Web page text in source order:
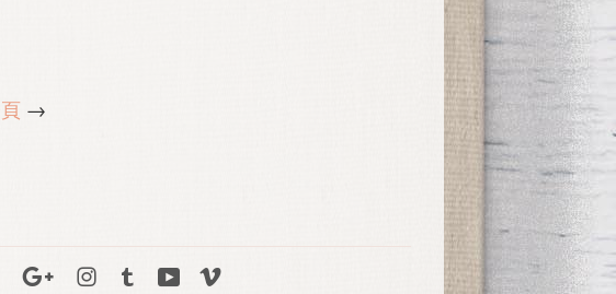
→
Pinterest Google InstagramTumblr YouTube